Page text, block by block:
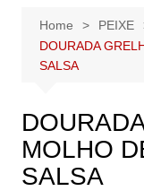
Home
PEIXE
DOURADA
SALSA
MOLHO
SALSA